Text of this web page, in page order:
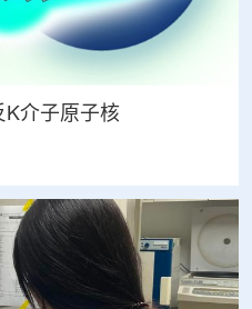
K介子原子核